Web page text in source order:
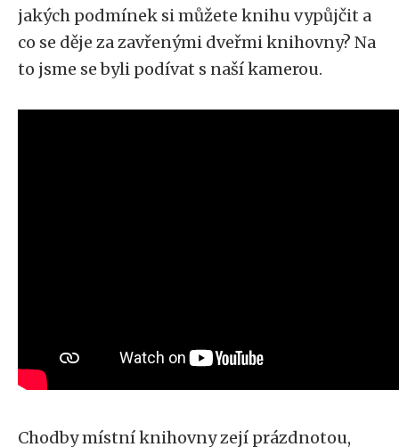
jakých podmínek si můžete knihu vypůjčit a
co se děje za zavřenými dveřmi knihovny? Na
to jsme se byli podívat s naší kamerou.
Chodby místní knihovny zejí prázdnotou,